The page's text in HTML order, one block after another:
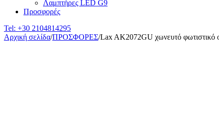
Λαμπτήρες LED G9
Προσφορές
Tel: +30 2104814295
Αρχική σελίδα/ΠΡΟΣΦΟΡΕΣ/Lax AK2072GU χωνευτό φωτιστικό